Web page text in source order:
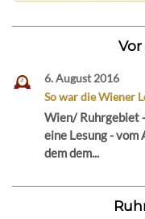
6. August 2016
So war die Wiener
Wien/ Ruhrgebiet
eine Lesung -
dem dem...